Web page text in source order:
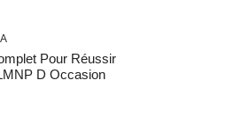
Pour Réussir
D Occasion